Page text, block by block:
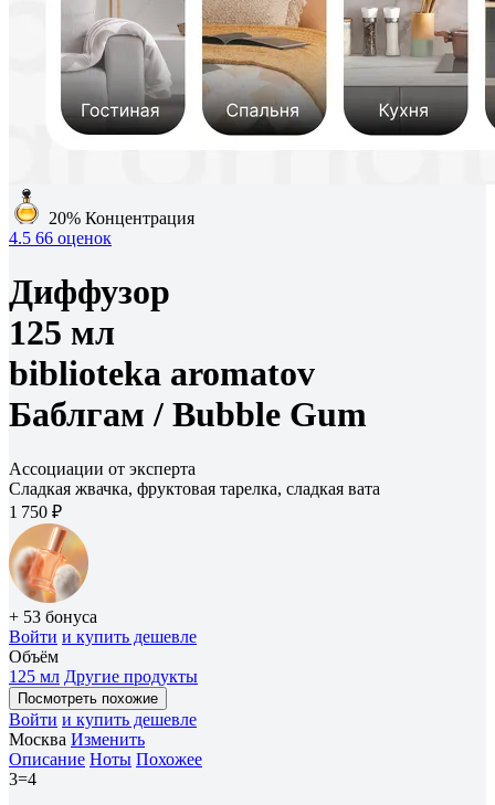
20% Концентрация
4.5 66 оценок
Диффузор
125 мл
biblioteka aromatov
Баблгам / Bubble Gum
Ассоциации от эксперта
Сладкая жвачка, фруктовая тарелка, сладкая вата
1 750 ₽
+ 53 бонуса
Войти и купить дешевле
Объём
125 мл Другие продукты
Посмотреть похожие
Войти и купить дешевле
Москва Изменить
Описание Ноты Похожее
3=4